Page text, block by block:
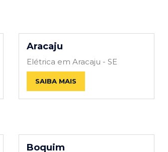
Aracaju
Elétrica em Aracaju - SE
SAIBA MAIS
Boquim